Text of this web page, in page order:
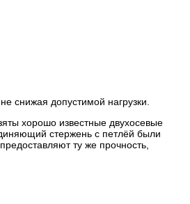
снижая допустимой нагрузки.
хорошо известные двухосевые
стержень с петлёй были
ту же прочность,